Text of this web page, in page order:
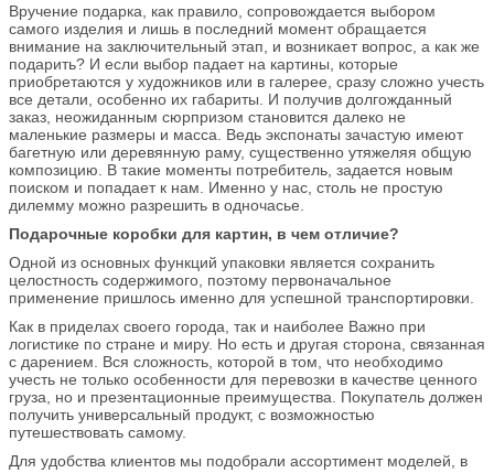
Вручение подарка, как правило, сопровождается выбором
самого изделия и лишь в последний момент обращается
внимание на заключительный этап, и возникает вопрос, а как же
подарить? И если выбор падает на картины, которые
приобретаются у художников или в галерее, сразу сложно учесть
все детали, особенно их габариты. И получив долгожданный
заказ, неожиданным сюрпризом становится далеко не
маленькие размеры и масса. Ведь экспонаты зачастую имеют
багетную или деревянную раму, существенно утяжеляя общую
композицию. В такие моменты потребитель, задается новым
поиском и попадает к нам. Именно у нас, столь не простую
дилемму можно разрешить в одночасье.
Подарочные коробки для картин, в чем отличие?
Одной из основных функций упаковки является сохранить
целостность содержимого, поэтому первоначальное
применение пришлось именно для успешной транспортировки.
Как в приделах своего города, так и наиболее Важно при
логистике по стране и миру. Но есть и другая сторона, связанная
с дарением. Вся сложность, которой в том, что необходимо
учесть не только особенности для перевозки в качестве ценного
груза, но и презентационные преимущества. Покупатель должен
получить универсальный продукт, с возможностью
путешествовать самому.
Для удобства клиентов мы подобрали ассортимент моделей, в